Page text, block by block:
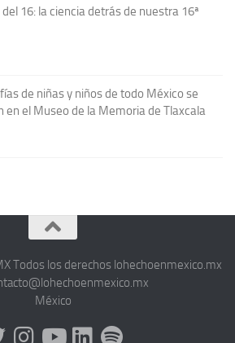
del 16: la ciencia detrás de nuestra 16ª
de niñas y niños de todo México se
en el Museo de la Memoria de Tlaxcala
Todos los derechos lohechoenmexico.mx
México